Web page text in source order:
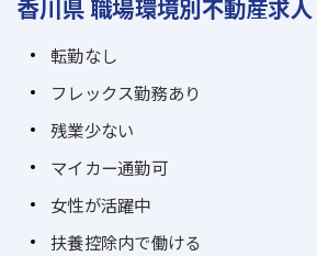
香川県 職場環境別不動産求人
転勤なし
フレックス勤務あり
残業少ない
マイカー通勤可
女性が活躍中
扶養控除内で働ける